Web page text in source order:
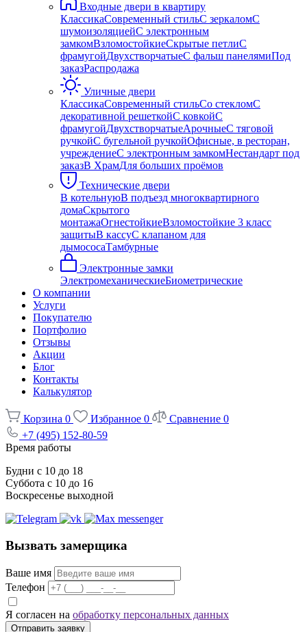
Входные двери в квартиру
КлассикаСовременный стильС зеркаломС
шумоизоляциейС электронным
замкомВзломостойкиеСкрытые петлиС
фрамугойДвухстворчатыеС фальш панелямиПод
заказРаспродажа
Уличные двери
КлассикаСовременный стильСо стекломС
декоративной решеткойС ковкойС
фрамугойДвухстворчатыеАрочныеС тяговой
ручкойС бугельной ручкойОфисные, в ресторан,
учреждениеС электронным замкомНестандарт под
заказВ ХрамДля больших проёмов
Технические двери
В котельнуюВ подъезд многоквартирного
домаСкрытого
монтажаОгнестойкиеВзломостойкие 3 класс
защитыВ кассуС клапаном для
дымососаТамбурные
Электронные замки
ЭлектромеханическиеБиометрические
О компании
Услуги
Покупателю
Портфолио
Отзывы
Акции
Блог
Контакты
Калькулятор
Корзина 0 Избранное 0 Сравнение 0
+7 (495) 152-80-59
Время работы
Будни с 10 до 18
Суббота с 10 до 16
Воскресенье выходной
Вызвать замерщика
Ваше имя
Телефон
Я согласен на обработку персональных данных
Отправить заявку